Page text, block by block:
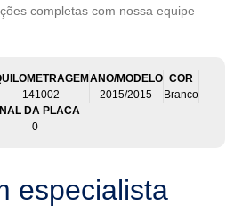
completas com nossa equipe
141002
ANO/MODELO
2015/2015
COR
Branco
DA PLACA
0
especialista